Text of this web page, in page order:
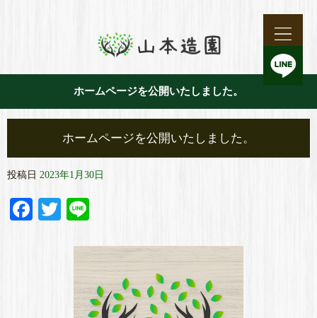
ホームページを公開いたしました。
ホームページを公開いたしました。
投稿日 2023年1月30日
Facebook
Twitter